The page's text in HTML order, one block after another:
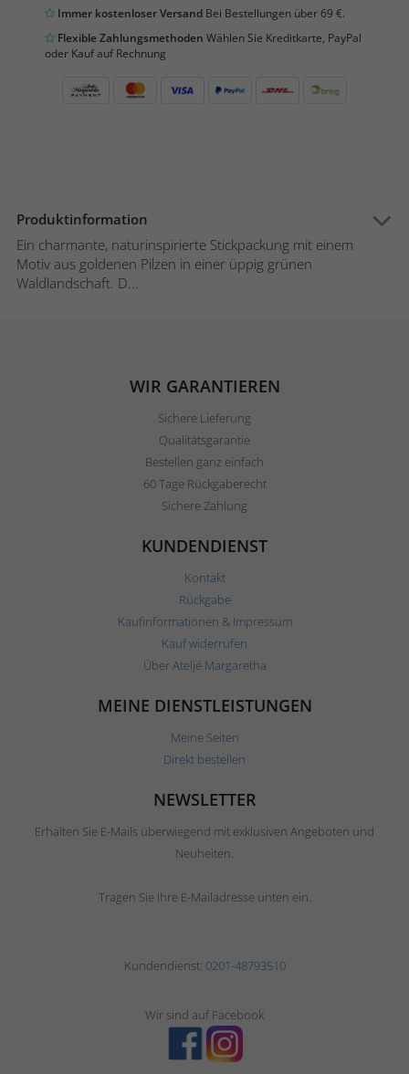
Immer kostenloser Versand Bei Bestellungen über 69 €.
Flexible Zahlungsmethoden Wählen Sie Kreditkarte, PayPal
oder Kauf auf Rechnung
Produktinformation
Ein charmante, naturinspirierte Stickpackung mit einem
Motiv aus goldenen Pilzen in einer üppig grünen
Waldlandschaft. D...
WIR GARANTIEREN
Sichere Lieferung
Qualitätsgarantie
Bestellen ganz einfach
60 Tage Rückgaberecht
Sichere Zahlung
KUNDENDIENST
Kontakt
Rückgabe
Kaufinformationen & Impressum
Kauf widerrufen
Über Ateljé Margaretha
MEINE DIENSTLEISTUNGEN
Meine Seiten
Direkt bestellen
NEWSLETTER
Erhalten Sie E-Mails überwiegend mit exklusiven Angeboten und
Neuheiten.
Tragen Sie Ihre E-Mailadresse unten ein.
Kundendienst: 0201-48793510
Wir sind auf Facebook